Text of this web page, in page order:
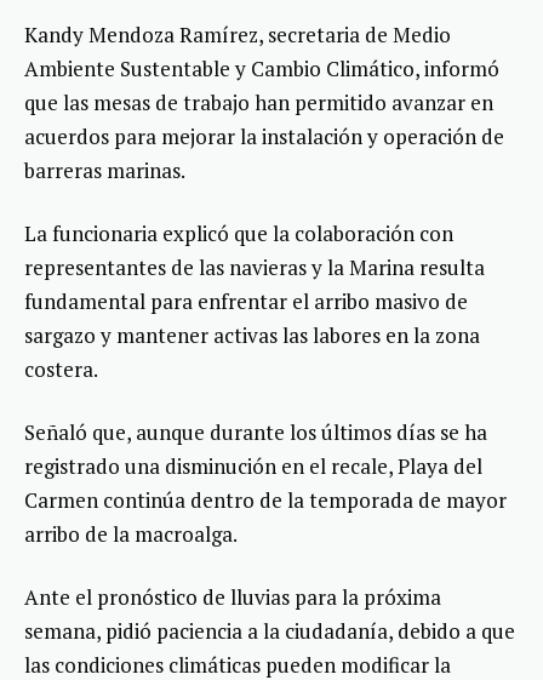
Kandy Mendoza Ramírez, secretaria de Medio
Ambiente Sustentable y Cambio Climático, informó
que las mesas de trabajo han permitido avanzar en
acuerdos para mejorar la instalación y operación de
barreras marinas.
La funcionaria explicó que la colaboración con
representantes de las navieras y la Marina resulta
fundamental para enfrentar el arribo masivo de
sargazo y mantener activas las labores en la zona
costera.
Señaló que, aunque durante los últimos días se ha
registrado una disminución en el recale, Playa del
Carmen continúa dentro de la temporada de mayor
arribo de la macroalga.
Ante el pronóstico de lluvias para la próxima
semana, pidió paciencia a la ciudadanía, debido a que
las condiciones climáticas pueden modificar la